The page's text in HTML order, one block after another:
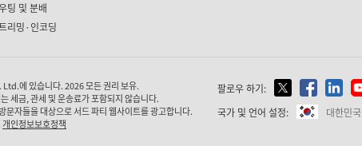
팅 및 분배
리밍·인코딩
에 있습니다. 2026 모든 권리 보유.
세금, 관세 및 운송료가 포함되지 않습니다.
문자들을 대상으로 서드 파티 웹사이트를 광고합니다.
개인정보보호정책
팔로우 하기:
국가 및 언어 설정:
대한민국